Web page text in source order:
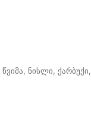
ნისლი,